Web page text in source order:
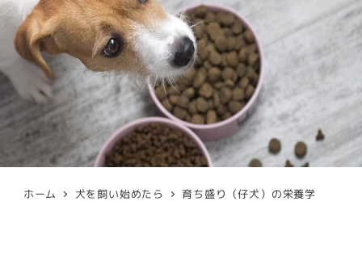
ホーム 犬を飼い始めたら 育ち盛り（仔犬）の栄養学